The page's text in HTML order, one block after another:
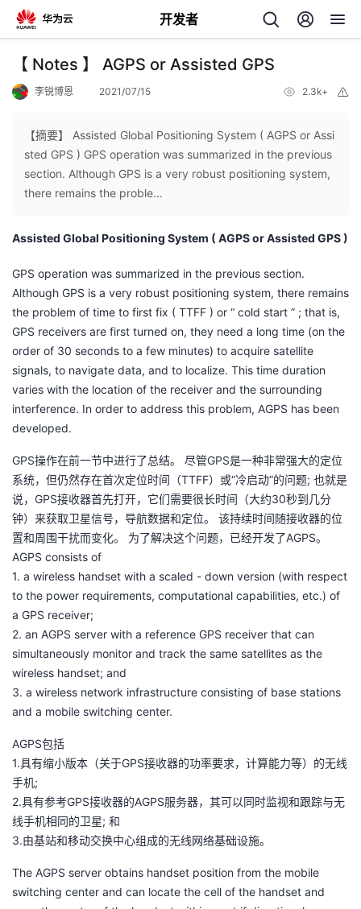
开发者
返
个
人
主
页
的
开
发
者
我
的
博
客
我
的
论
坛
我
的
圈
子
我
的
直
播
我
的
活
动
我
的
关
注
我
的
开
发
者
堂
我
的
Programs
我
的
支
我
【 Notes 】 AGPS or Assisted GPS
李锐博恩 2021/07/15 2.3k+
【摘要】 Assisted Global Positioning System ( AGPS or Assi
sted GPS ) GPS operation was summarized in the previous
section. Although GPS is a very robust positioning system,
there remains the proble...
Assisted Global Positioning System ( AGPS or Assisted GPS )
GPS operation was summarized in the previous section.
Although GPS is a very robust positioning system, there remains
the problem of time to first fix ( TTFF ) or “ cold start ” ; that is,
GPS receivers are first turned on, they need a long time (on the
order of 30 seconds to a few minutes) to acquire satellite
signals, to navigate data, and to localize. This time duration
varies with the location of the receiver and the surrounding
interference. In order to address this problem, AGPS has been
developed.
GPS操作在前一节中进行了总结。 尽管GPS是一种非常强大的定位
系统，但仍然存在首次定位时间（TTFF）或“冷启动”的问题; 也就是
说，GPS接收器首先打开，它们需要很长时间（大约30秒到几分
钟）来获取卫星信号，导航数据和定位。 该持续时间随接收器的位
置和周围干扰而变化。 为了解决这个问题，已经开发了AGPS。
AGPS consists of
1. a wireless handset with a scaled - down version (with respect
to the power requirements, computational capabilities, etc.) of
a GPS receiver;
2. an AGPS server with a reference GPS receiver that can
simultaneously monitor and track the same satellites as the
wireless handset; and
3. a wireless network infrastructure consisting of base stations
and a mobile switching center.
AGPS包括
1.具有缩小版本（关于GPS接收器的功率要求，计算能力等）的无线
手机;
2.具有参考GPS接收器的AGPS服务器，其可以同时监视和跟踪与无
线手机相同的卫星; 和
3.由基站和移动交换中心组成的无线网络基础设施。
The AGPS server obtains handset position from the mobile
switching center and can locate the cell of the handset and